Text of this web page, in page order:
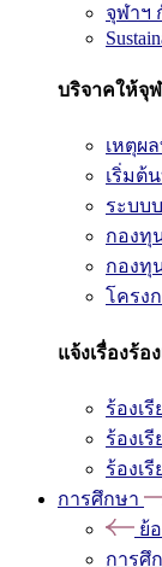
จุฬาฯ
บริจาคให้จุ
เหตุผ
เริ่มต้
ระบบ
กองทุ
กองทุ
โครง
แจ้งเรื่องร้อ
ร้องเ
ร้องเ
ร้องเ
การศึกษา
ย้
การศึ